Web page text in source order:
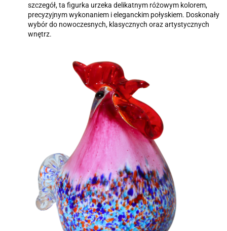
szczegół, ta figurka urzeka delikatnym różowym kolorem,
precyzyjnym wykonaniem i eleganckim połyskiem. Doskonały
wybór do nowoczesnych, klasycznych oraz artystycznych
wnętrz.